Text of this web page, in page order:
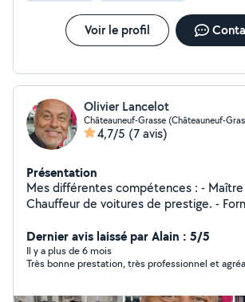
Voir le profil
Olivier Lancelot
Châteauneuf-Grasse (Châteauneuf-
4,7/5 (7 avis)
Présentation
Mes différentes compétences : -
Chauffeur de voitures de prestige. -
Dernier avis laissé par Alain : 5/5
Il y a plus de 6 mois
Très bonne prestation, très professionnel et